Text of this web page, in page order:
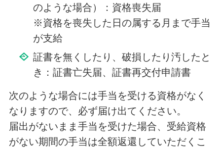
のような場合）：資格喪失届
※資格を喪失した日の属する月まで手当
が支給
証書を無くしたり、破損したり汚したと
き：証書亡失届、証書再交付申請書
次のような場合には手当を受ける資格がなく
なりますので、必ず届け出てください。
届出がないまま手当を受けた場合、受給資格
がない期間の手当は全額返還していただくこ